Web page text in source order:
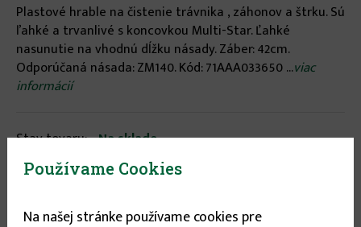
Plastové hrable na čistenie trávnika , záhonov a štrku. Sú
ľahké a trvanlivé s koncovkou Multi-Star. Ľahké
nasunutie na vhodnú dĺžku násady. Záber: 42cm.
Odporúčaná násada: ZM140. Kód: 71AAA033650 ...viac
informácií
Stav tovaru: Na sklade
Expedícia do:
1-3 dní
Používame Cookies
Na našej stránke používame cookies pre